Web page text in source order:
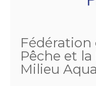
Pêche et
Milieu